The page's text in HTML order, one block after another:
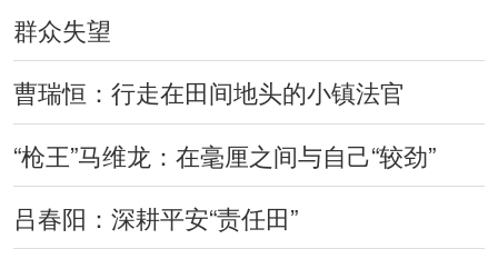
群众失望
曹瑞恒：行走在田间地头的小镇法官
“枪王”马维龙：在毫厘之间与自己“较劲”
吕春阳：深耕平安“责任田”